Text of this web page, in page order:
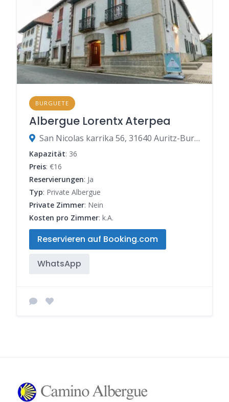
BURGUETE
Albergue Lorentx Aterpea
San Nicolas karrika 56, 31640 Auritz-Burguete, Navarra, Spanien
Kapazität: 36
Preis: €16
Reservierungen: Ja
Typ: Private Albergue
Private Zimmer: Nein
Kosten pro Zimmer: k.A.
Reservieren auf Booking.com
WhatsApp